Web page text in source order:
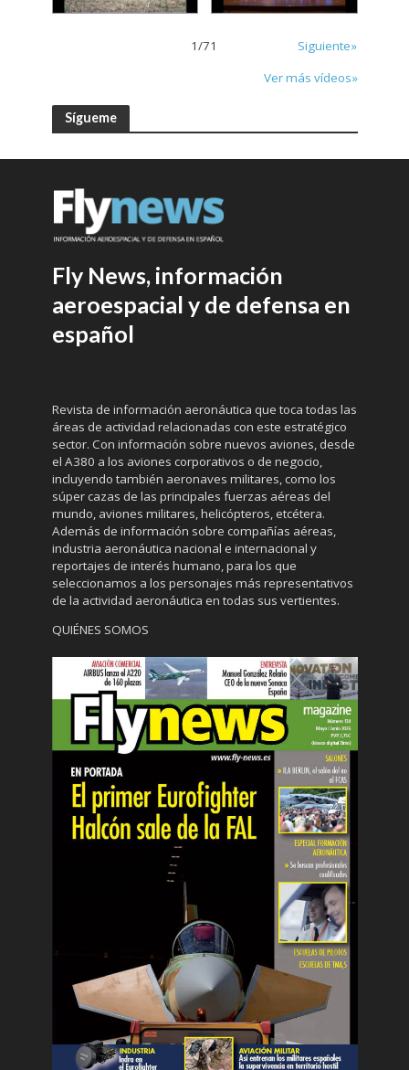
1/71
Siguiente»
Ver más vídeos»
Sígueme
Fly News, información
aeroespacial y de defensa en
español
Revista de información aeronáutica que toca todas las
áreas de actividad relacionadas con este estratégico
sector. Con información sobre nuevos aviones, desde
el A380 a los aviones corporativos o de negocio,
incluyendo también aeronaves militares, como los
súper cazas de las principales fuerzas aéreas del
mundo, aviones militares, helicópteros, etcétera.
Además de información sobre compañías aéreas,
industria aeronáutica nacional e internacional y
reportajes de interés humano, para los que
seleccionamos a los personajes más representativos
de la actividad aeronáutica en todas sus vertientes.
QUIÉNES SOMOS